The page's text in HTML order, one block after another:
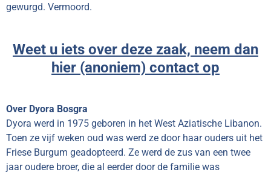
gewurgd. Vermoord.
Weet u iets over deze zaak, neem dan
hier (anoniem) contact op
Over Dyora Bosgra
Dyora werd in 1975 geboren in het West Aziatische Libanon.
Toen ze vijf weken oud was werd ze door haar ouders uit het
Friese Burgum geadopteerd. Ze werd de zus van een twee
jaar oudere broer, die al eerder door de familie was